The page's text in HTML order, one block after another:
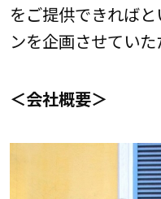
をご提供できれば
ンを企画させていた
＜会社概要＞